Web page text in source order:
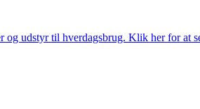
udstyr til hverdagsbrug. Klik her for at